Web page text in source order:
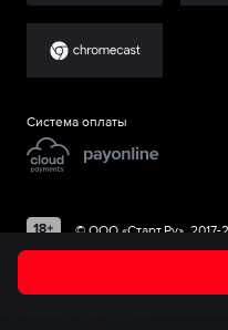
Система оплаты
©ООО «Старт.Ру», 2017-